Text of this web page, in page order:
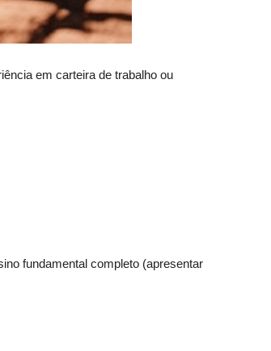
em carteira de trabalho ou
fundamental completo (apresentar